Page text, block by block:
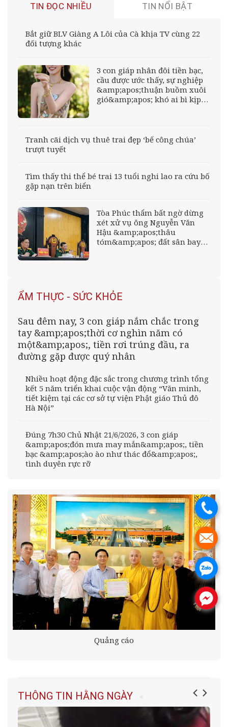
TIN ĐỌC NHIỀU TIN NỔI BẬT
Bắt giữ BLV Giàng A Lôi của Cà khịa TV cùng 22
đối tượng khác
3 con giáp nhân đôi tiền bạc,
cầu được ước thấy, sự nghiệp
&amp;apos;thuận buồm xuôi
gió&amp;apos; khó ai bì kịp
Tranh cãi dịch vụ thuê trai đẹp ‘bế công chúa’
trượt tuyết
Tìm thấy thi thể bé trai 13 tuổi nghi lao ra cứu bố
gặp nạn trên biển
Tòa Phúc thẩm bất ngờ dừng
xét xử vụ ông Nguyễn Văn
Hậu &amp;apos;thâu
tóm&amp;apos; đất sân bay
ẨM THỰC - SỨC KHỎE
Sau đêm nay, 3 con giáp nắm chắc trong
tay &amp;apos;thời cơ nghìn năm có
một&amp;apos;, tiền rơi trúng đầu, ra
đường gặp được quý nhân
Nhiều hoạt động đặc sắc trong chương trình tổng
kết 5 năm triển khai cuộc vận động “Văn minh,
tiết kiệm tại các cơ sở tự viện Phật giáo Thủ đô
Hà Nội”
Đúng 7h30 Chủ Nhật 21/6/2026, 3 con giáp
&amp;apos;đón mưa may mắn&amp;apos;, tiền
bạc &amp;apos;ào ào như thác đổ&amp;apos;,
tình duyên rực rỡ
Quảng cáo
THÔNG TIN HẰNG NGÀY
.
.
.
.